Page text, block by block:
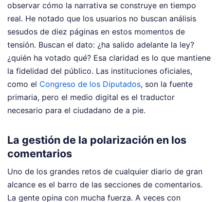
observar cómo la narrativa se construye en tiempo
real. He notado que los usuarios no buscan análisis
sesudos de diez páginas en estos momentos de
tensión. Buscan el dato: ¿ha salido adelante la ley?
¿quién ha votado qué? Esa claridad es lo que mantiene
la fidelidad del público. Las instituciones oficiales,
como el Congreso de los Diputados, son la fuente
primaria, pero el medio digital es el traductor
necesario para el ciudadano de a pie.
La gestión de la polarización en los
comentarios
Uno de los grandes retos de cualquier diario de gran
alcance es el barro de las secciones de comentarios.
La gente opina con mucha fuerza. A veces con